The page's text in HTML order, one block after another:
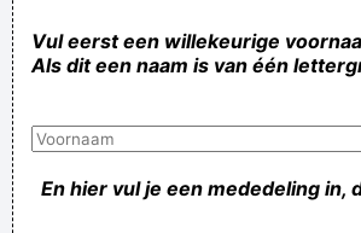
Vul eerst een willekeurige
Als dit een naam is van één
En hier vul je een mededeling in,